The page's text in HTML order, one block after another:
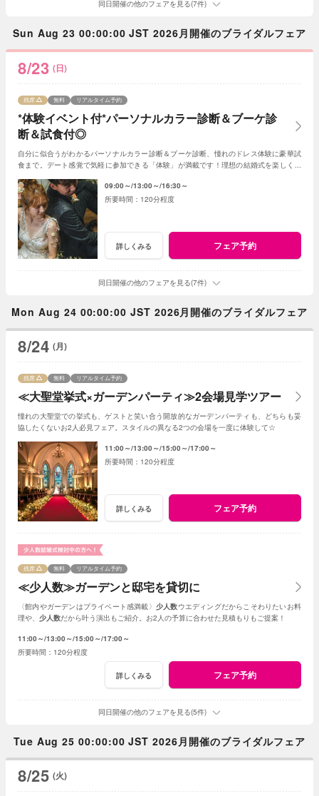
同日開催の他のフェアを見る(7件)
Sun Aug 23 00:00:00 JST 2026月開催のブライダルフェア
8/23 (日)
*体験イベント付*パーソナルカラー診断＆ブーケ診
断＆試食付◎
残席 無料 リアルタイム予約
自分に似合うがわかるパーソナルカラー診断＆ブーケ診断、憧れのドレス体験に豪華試
食まで。デート感覚で気軽に参加できる「体験」が満載です！理想の結婚式を楽しく見
09:00～ 13:00～ 16:30～
120分程度
詳しくみる フェア予約
同日開催の他のフェアを見る(7件)
Mon Aug 24 00:00:00 JST 2026月開催のブライダルフェア
8/24 (月)
≪大聖堂挙式×ガーデンパーティ≫2会場見学ツアー
残席 無料 リアルタイム予約
憧れの大聖堂での挙式も、ゲストと笑い合う開放的なガーデンパーティも、どちらも妥
協したくないお2人必見フェア。スタイルの異なる2つの会場を一度に体験して☆
11:00～ 13:00～ 15:00～ 17:00～
120分程度
詳しくみる フェア予約
≪少人数≫ガーデンと邸宅を貸切に
残席 無料 リアルタイム予約
〈館内やガーデンはプライベート感満載〉 少人数ウエディングだからこそわりたいお料
理や、 少人数だから叶う演出もご紹介。お2人の予算に合わせた見積もりもご提案！
11:00～ 13:00～ 15:00～ 17:00～
120分程度
詳しくみる フェア予約
同日開催の他のフェアを見る(5件)
Tue Aug 25 00:00:00 JST 2026月開催のブライダルフェア
8/25 (火)